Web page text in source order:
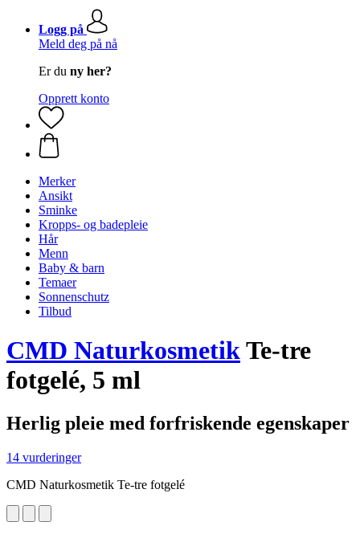
Logg på
Meld deg på nå
Er du ny her?
Opprett konto
Merker
Ansikt
Sminke
Kropps- og badepleie
Hår
Menn
Baby & barn
Temaer
Sonnenschutz
Tilbud
CMD NaturkosmetikTe-tre
fotgelé, 5 ml
Herlig pleie med forfriskende egenskaper
14 vurderinger
CMD Naturkosmetik Te-tre fotgelé